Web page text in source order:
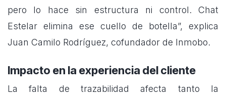
pero lo hace sin estructura ni control. Chat
Estelar elimina ese cuello de botella”, explica
Juan Camilo Rodríguez, cofundador de Inmobo.
Impacto en la experiencia del cliente
La falta de trazabilidad afecta tanto la